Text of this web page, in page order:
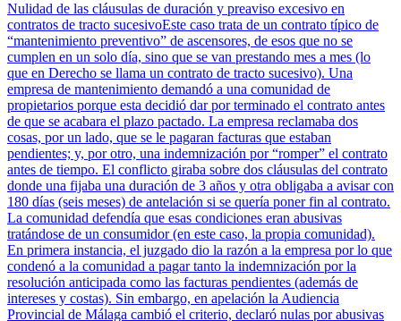
Nulidad de las cláusulas de duración y preaviso excesivo en
contratos de tracto sucesivoEste caso trata de un contrato típico de
“mantenimiento preventivo” de ascensores, de esos que no se
cumplen en un solo día, sino que se van prestando mes a mes (lo
que en Derecho se llama un contrato de tracto sucesivo). Una
empresa de mantenimiento demandó a una comunidad de
propietarios porque esta decidió dar por terminado el contrato antes
de que se acabara el plazo pactado. La empresa reclamaba dos
cosas, por un lado, que se le pagaran facturas que estaban
pendientes; y, por otro, una indemnización por “romper” el contrato
antes de tiempo. El conflicto giraba sobre dos cláusulas del contrato
donde una fijaba una duración de 3 años y otra obligaba a avisar con
180 días (seis meses) de antelación si se quería poner fin al contrato.
La comunidad defendía que esas condiciones eran abusivas
tratándose de un consumidor (en este caso, la propia comunidad).
En primera instancia, el juzgado dio la razón a la empresa por lo que
condenó a la comunidad a pagar tanto la indemnización por la
resolución anticipada como las facturas pendientes (además de
intereses y costas). Sin embargo, en apelación la Audiencia
Provincial de Málaga cambió el criterio, declaró nulas por abusivas